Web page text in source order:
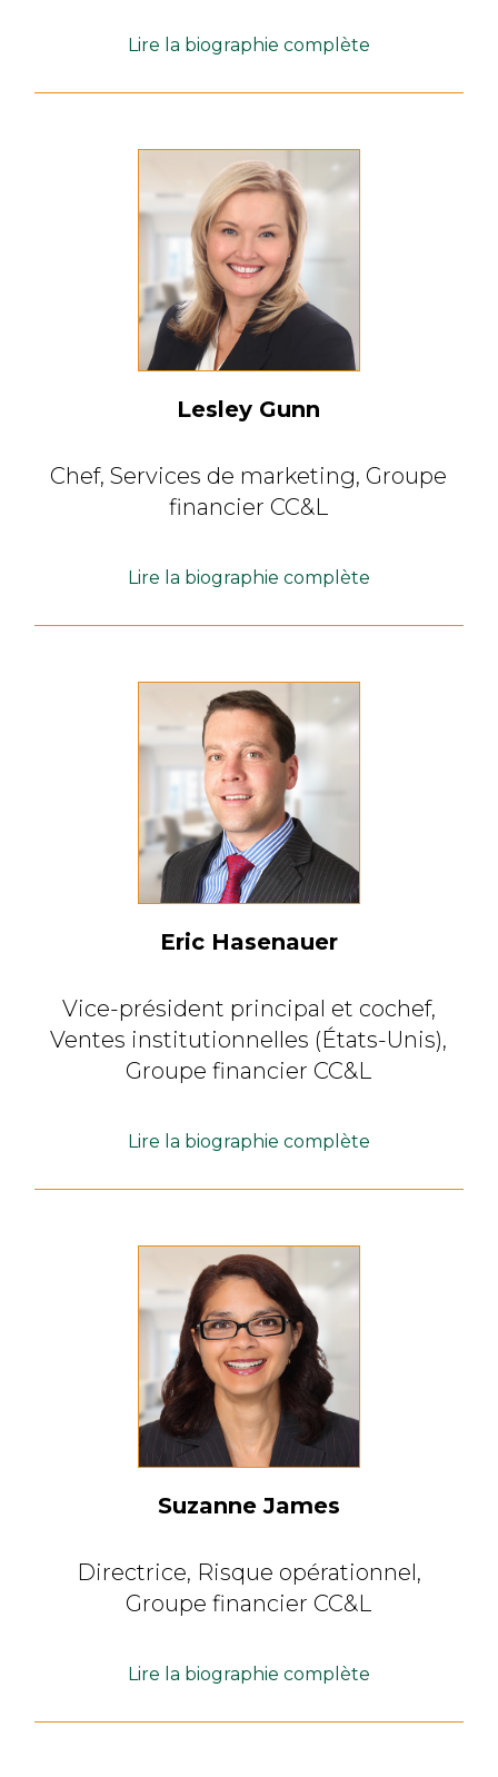
Lire la biographie complète
Lesley Gunn
Chef, Services de marketing, Groupe
financier CC&L
Lire la biographie complète
Eric Hasenauer
Vice-président principal et cochef,
Ventes institutionnelles (États-Unis),
Groupe financier CC&L
Lire la biographie complète
Suzanne James
Directrice, Risque opérationnel,
Groupe financier CC&L
Lire la biographie complète